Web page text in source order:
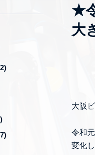
★
大
大阪
令和
変化